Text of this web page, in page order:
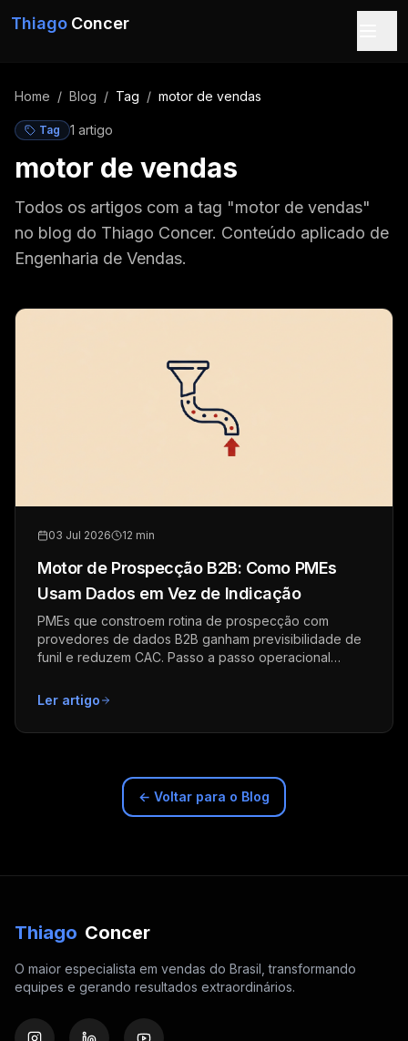
Thiago Concer
Home / Blog / Tag / motor de vendas
Tag 1 artigo
motor de vendas
Todos os artigos com a tag "motor de vendas"
no blog do Thiago Concer. Conteúdo aplicado de
Engenharia de Vendas.
03 Jul 2026 12 min
Motor de Prospecção B2B: Como PMEs
Usam Dados em Vez de Indicação
PMEs que constroem rotina de prospecção com
provedores de dados B2B ganham previsibilidade de
funil e reduzem CAC. Passo a passo operacional
Ler artigo
← Voltar para o Blog
Thiago Concer
O maior especialista em vendas do Brasil, transformando
equipes e gerando resultados extraordinários.